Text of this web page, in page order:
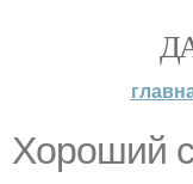
Хороший